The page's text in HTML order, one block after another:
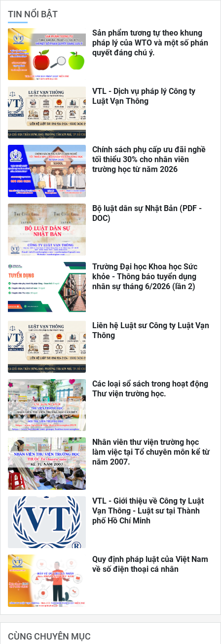
TIN NỔI BẬT
Sản phẩm tương tự theo khung
pháp lý của WTO và một số phán
quyết đáng chú ý.
VTL - Dịch vụ pháp lý Công ty
Luật Vạn Thông
Chính sách phụ cấp ưu đãi nghề
tối thiểu 30% cho nhân viên
trường học từ năm 2026
Bộ luật dân sự Nhật Bản (PDF -
DOC)
Trường Đại học Khoa học Sức
khỏe - Thông báo tuyển dụng
nhân sự tháng 6/2026 (lần 2)
Liên hệ Luật sư Công ty Luật Vạn
Thông
Các loại sổ sách trong hoạt động
Thư viện trường học.
Nhân viên thư viện trường học
làm việc tại Tổ chuyên môn kể từ
năm 2007.
VTL - Giới thiệu về Công ty Luật
Vạn Thông - Luật sư tại Thành
phố Hồ Chí Minh
Quy định pháp luật của Việt Nam
về số điện thoại cá nhân
CÙNG CHUYÊN MỤC